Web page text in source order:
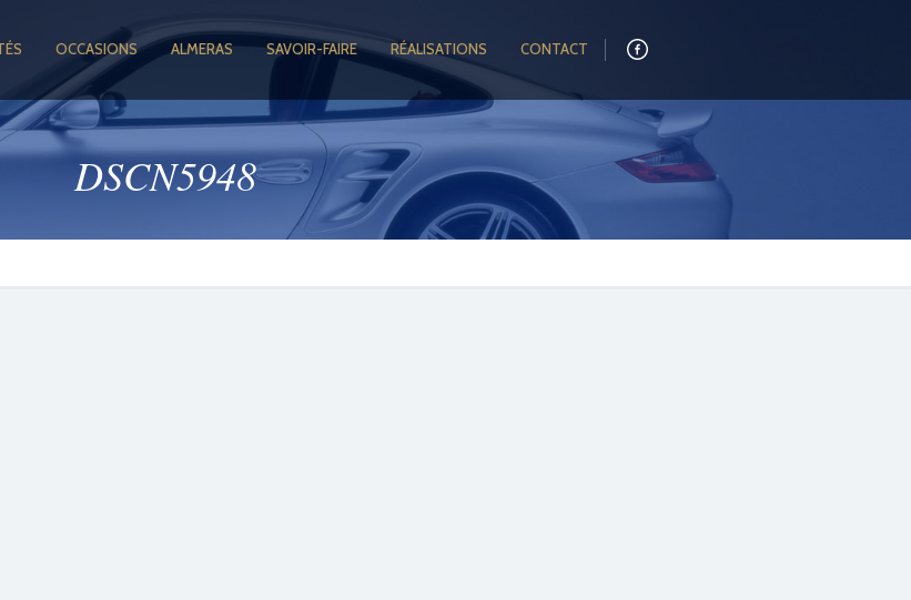
OCCASIONS ALMERAS SAVOIR-FAIRE RÉALISATIONS CONTACT
DSCN5948